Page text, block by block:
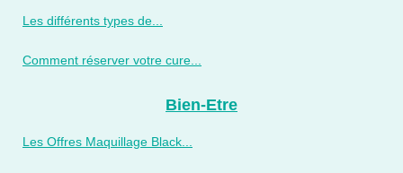
Les différents types de...
Comment réserver votre cure...
Bien-Etre
Les Offres Maquillage Black...